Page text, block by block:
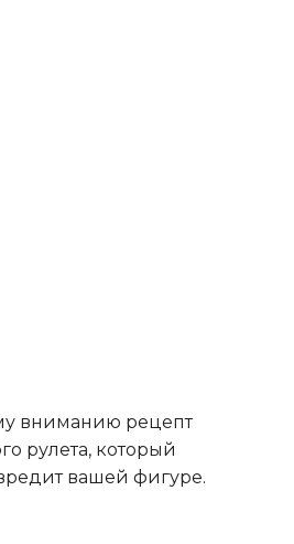
вниманию рецепт
рулета, который
вашей фигуре.